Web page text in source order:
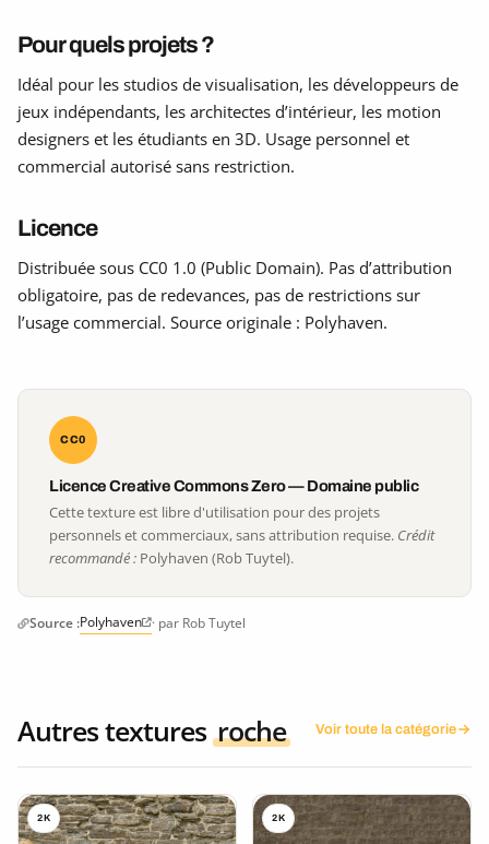
Pour quels projets ?
Idéal pour les studios de visualisation, les développeurs de
jeux indépendants, les architectes d’intérieur, les motion
designers et les étudiants en 3D. Usage personnel et
commercial autorisé sans restriction.
Licence
Distribuée sous CC0 1.0 (Public Domain). Pas d’attribution
obligatoire, pas de redevances, pas de restrictions sur
l’usage commercial. Source originale : Polyhaven.
CC0
Licence Creative Commons Zero — Domaine public
Cette texture est libre d'utilisation pour des projets
personnels et commerciaux, sans attribution requise. Crédit
recommandé : Polyhaven (Rob Tuytel).
Source :Polyhaven · par Rob Tuytel
Autres textures roche Voir toute la catégorie
2K 2K